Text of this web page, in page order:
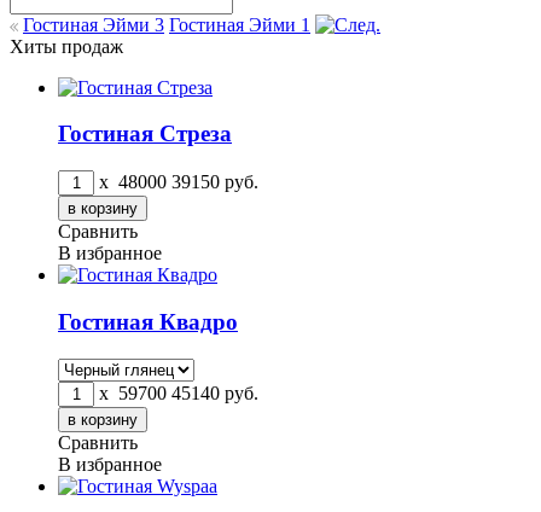
Гостиная Эйми 3 Гостиная Эйми 1
Хиты продаж
Гостиная Стреза
x 48000 39150 руб.
Сравнить
В избранное
Гостиная Квадро
x 59700 45140 руб.
Сравнить
В избранное